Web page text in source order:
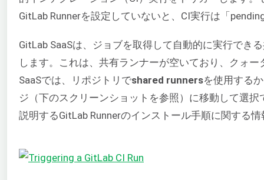
GitLab Runnerを設定していないと、CI実行は「
GitLab SaaSは、ジョブを取得して自動的に実行でき
します。これは、共有ランナーが空いており、クォ
SaaSでは、リポジトリでshared runnersを使用する
ジ（下のスクリーンショットを参照）に移動して選
説明するGitLab Runnerのインストール手順に関する